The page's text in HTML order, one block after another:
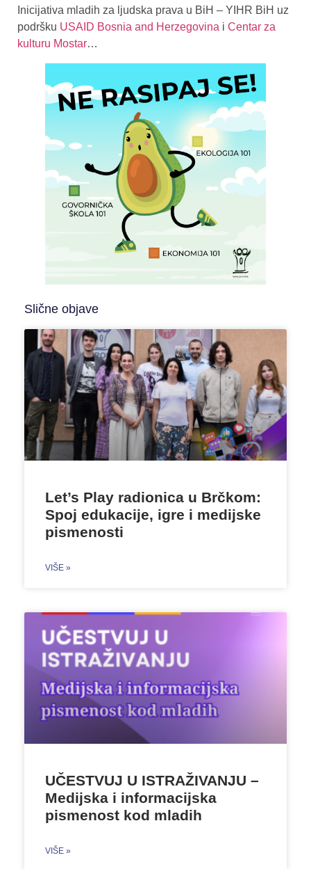
Inicijativa mladih za ljudska prava u BiH – YIHR BiH uz
podršku USAID Bosnia and Herzegovina i Centar za
kulturu Mostar…
Slične objave
Let’s Play radionica u Brčkom:
Spoj edukacije, igre i medijske
pismenosti
VIŠE »
UČESTVUJ U ISTRAŽIVANJU –
Medijska i informacijska
pismenost kod mladih
VIŠE »